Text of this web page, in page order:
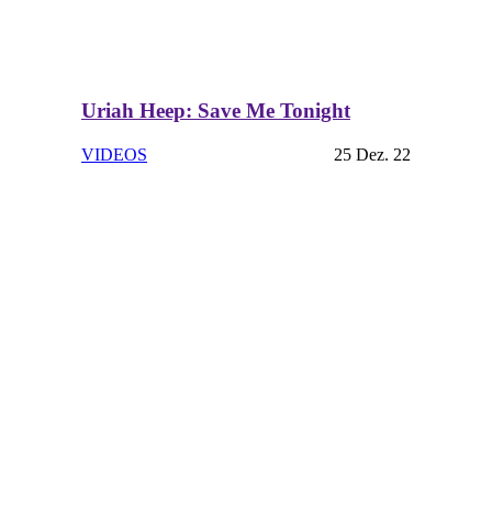
Uriah Heep: Save Me Tonight
VIDEOS 25 Dez. 22